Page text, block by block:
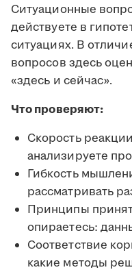
Ситуационные
действуете в
ситуациях. В
вопросов здесь
«здесь и сейчас».
Что проверяют:
Скорость
анализируете
Гибкость
рассматривать
Принципы
опираетесь:
Соответствие
какие методы